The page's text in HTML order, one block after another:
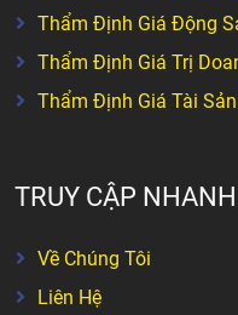
Thẩm Định Giá Động
Thẩm Định Giá Trị
Thẩm Định Giá Tài
TRUY CẬP NHANH
Về Chúng Tôi
Liên Hệ